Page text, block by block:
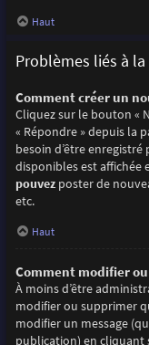
Haut
Problèmes liés à
Comment créer un
Cliquez sur le bouton «
« Répondre » depuis la
besoin d’être
disponibles est affichée
pouvezposter de
etc.
Haut
Comment modifier
À moins d’être
modifier ou supprimer
modifier un message
publication) en cliquant